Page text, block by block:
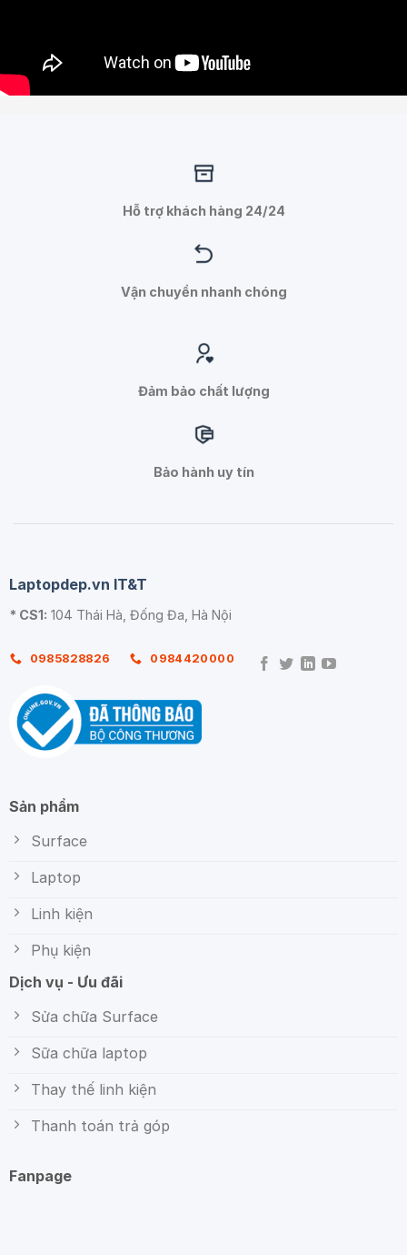
Hỗ trợ khách hàng 24/24
Vận chuyển nhanh chóng
Đảm bảo chất lượng
Bảo hành uy tín
Laptopdep.vn IT&T
* CS1: 104 Thái Hà, Đống Đa, Hà Nội
0985828826 0984420000
Sản phẩm
Surface
Laptop
Linh kiện
Phụ kiện
Dịch vụ - Ưu đãi
Sửa chữa Surface
Sữa chữa laptop
Thay thế linh kiện
Thanh toán trả góp
Fanpage